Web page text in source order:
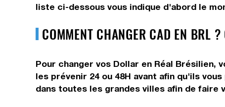
liste ci-dessous vous indique d'abord le
COMMENT CHANGER CAD EN BRL
Pour changer vos Dollar en Réal Brésilien,
les prévenir 24 ou 48H avant afin qu'ils
dans toutes les grandes villes afin de faire